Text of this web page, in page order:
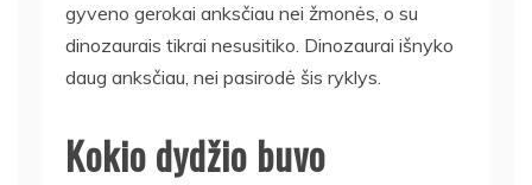
gyveno gerokai anksčiau nei žmonės, o su
dinozaurais tikrai nesusitiko. Dinozaurai išnyko
daug anksčiau, nei pasirodė šis ryklys.
Kokio dydžio buvo